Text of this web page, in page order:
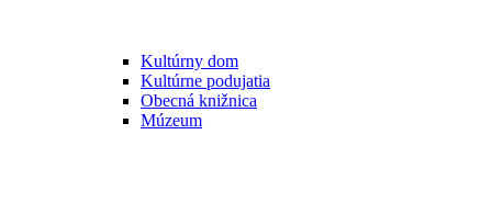
Kultúrny dom
Kultúrne podujatia
Obecná knižnica
Múzeum